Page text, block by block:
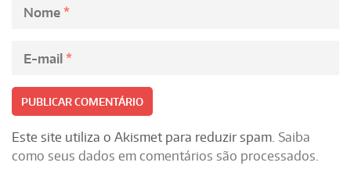
Nome *
E-mail *
Este site utiliza o Akismet para reduzir spam. Saiba
como seus dados em comentários são processados